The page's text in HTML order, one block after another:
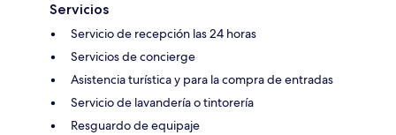
Servicios
Servicio de recepción las 24 horas
Servicios de concierge
Asistencia turística y para la compra de entradas
Servicio de lavandería o tintorería
Resguardo de equipaje